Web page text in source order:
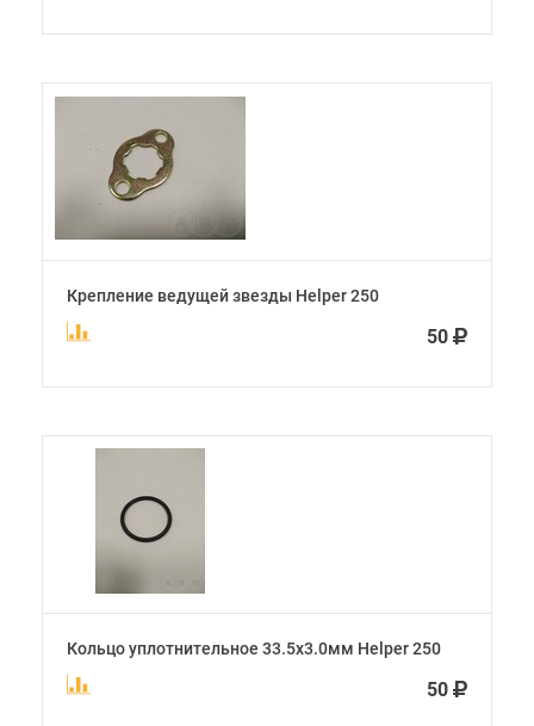
Крепление ведущей звезды Helper 250
50
Кольцо уплотнительное 33.5х3.0мм Helper 250
50